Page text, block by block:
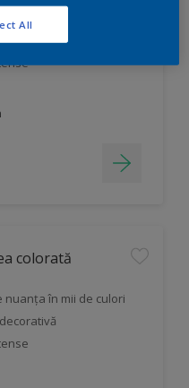
nuanța în mii de culori
colorată
nuanța în mii de culori
All